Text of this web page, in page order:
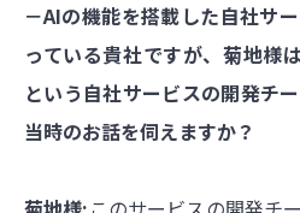
－AIの機能を搭載した自社サ
っている貴社ですが、菊地様
という自社サービスの開発チ
当時のお話を伺えますか？